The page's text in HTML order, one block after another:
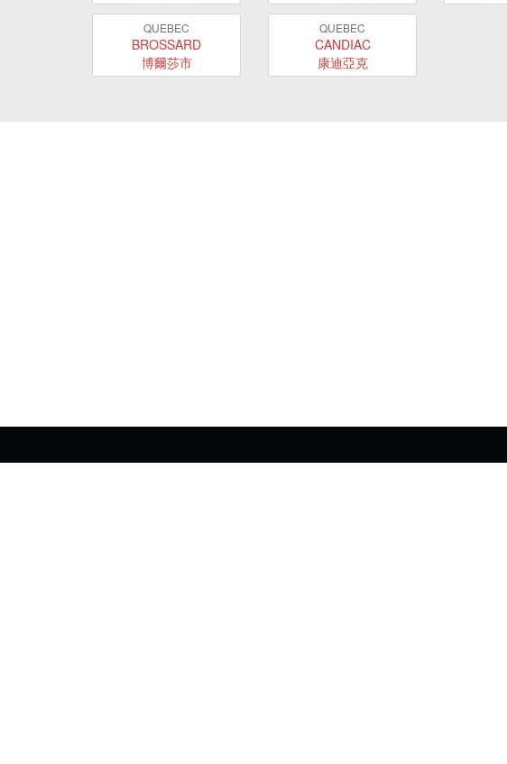
QUEBEC
BROSSARD
博爾莎市
QUEBEC
CANDIAC
康迪亞克